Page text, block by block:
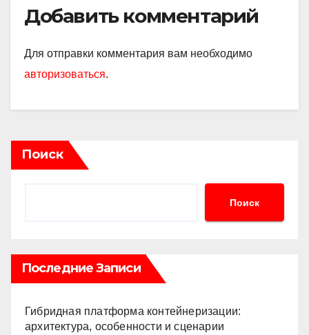
Добавить комментарий
Для отправки комментария вам необходимо
авторизоваться.
Поиск
Поиск
Последние Записи
Гибридная платформа контейнеризации:
архитектура, особенности и сценарии